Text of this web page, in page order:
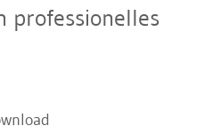
professionelles